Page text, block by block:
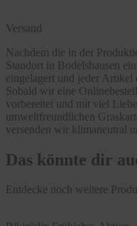
Versand
Nachdem die in der
Standort in Bodelshausen
eingelagert und jeder Artikel
Sobald wir eine
vorbereitet und mit viel
umweltfreundlichen
versenden wir klimaneutral
Das könnte dir
Entdecke noch weitere